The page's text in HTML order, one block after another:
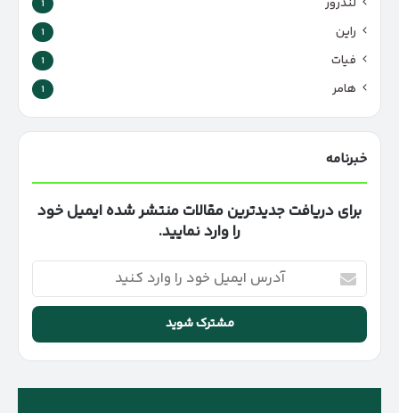
1
راین 1
فیات 1
هامر 1
خبرنامه
برای دریافت جدیدترین مقالات منتشر شده ایمیل خود
را وارد نمایید.
آدرس
ایمیل
خود
وارد
کنید